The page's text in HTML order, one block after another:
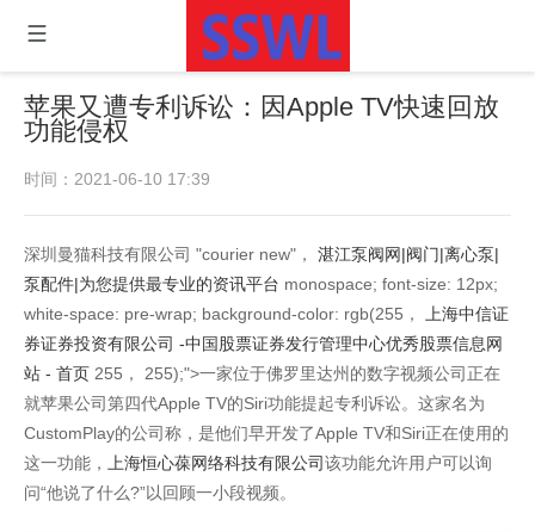
苹果又遭专利诉讼：因Apple TV快速回放
功能侵权
时间：2021-06-10 17:39
深圳曼猫科技有限公司 "courier new"， 湛江泵阀网|阀门|离心泵|
泵配件|为您提供最专业的资讯平台 monospace; font-size: 12px;
white-space: pre-wrap; background-color: rgb(255，
上海中信证
券证券投资有限公司 -中国股票证券发行管理中心优秀股票信息网
站 - 首页 255， 255);">一家位于佛罗里达州的数字视频公司正在
就苹果公司第四代Apple TV的Siri功能提起专利诉讼。这家名为
CustomPlay的公司称，是他们早开发了Apple TV和Siri正在使用的
这一功能，
上海恒心葆网络科技有限公司该功能允许用户可以询
问“他说了什么?”以回顾一小段视频。